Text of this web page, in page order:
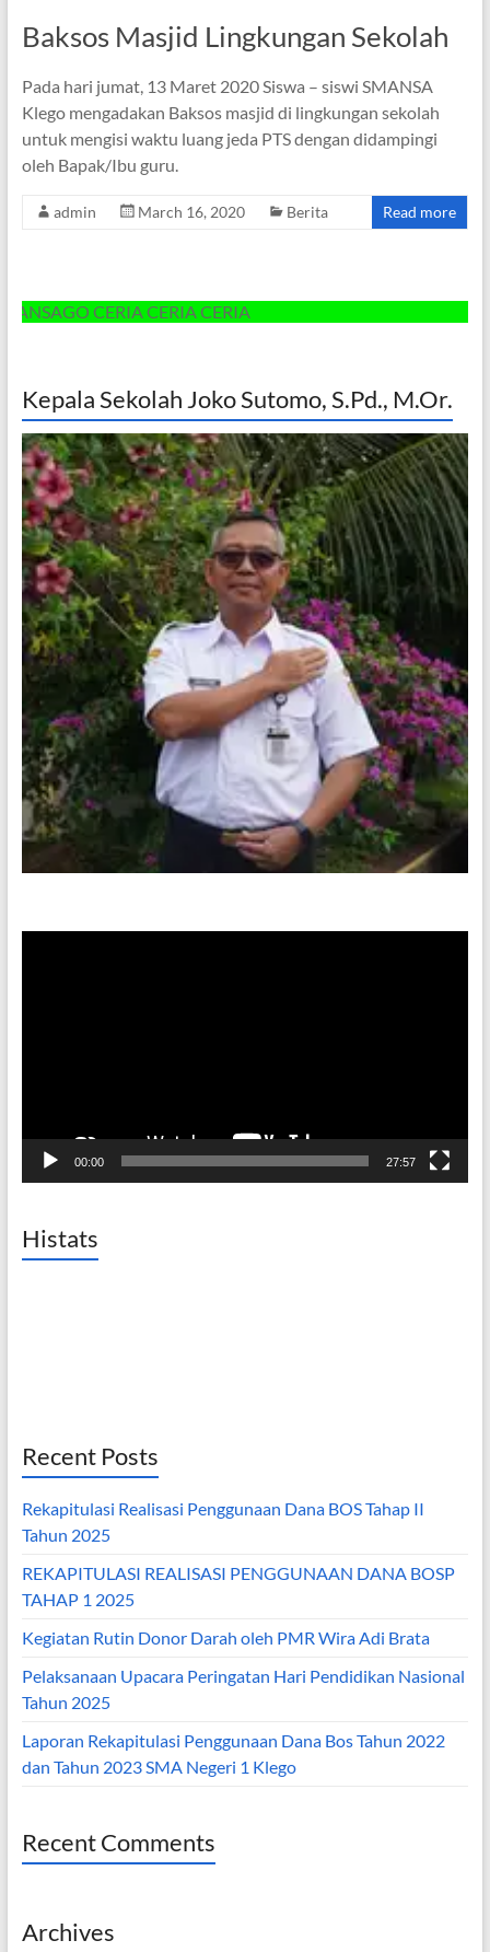
Baksos Masjid Lingkungan Sekolah
Pada hari jumat, 13 Maret 2020 Siswa – siswi SMANSA
Klego mengadakan Baksos masjid di lingkungan sekolah
untuk mengisi waktu luang jeda PTS dengan didampingi
oleh Bapak/Ibu guru.
admin March 16, 2020 Berita Read more
CERIA CERIA CERIA
Kepala Sekolah Joko Sutomo, S.Pd., M.Or.
00:00 27:57
Histats
Recent Posts
Rekapitulasi Realisasi Penggunaan Dana BOS Tahap II
Tahun 2025
REKAPITULASI REALISASI PENGGUNAAN DANA BOSP
TAHAP 1 2025
Kegiatan Rutin Donor Darah oleh PMR Wira Adi Brata
Pelaksanaan Upacara Peringatan Hari Pendidikan Nasional
Tahun 2025
Laporan Rekapitulasi Penggunaan Dana Bos Tahun 2022
dan Tahun 2023 SMA Negeri 1 Klego
Recent Comments
Archives